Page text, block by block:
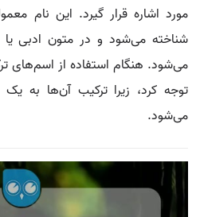
مورد اشاره قرار گیرد. این نام
شناخته می‌شود و در متون ادبی یا
می‌شود. هنگام استفاده از اسم‌های
توجه کرد، زیرا ترکیب آن‌ها به
می‌شود.